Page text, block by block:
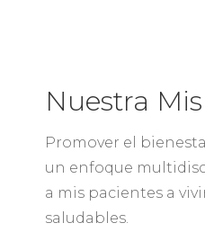
Nuestra
Promover el
un enfoque
a mis pacientes a
saludables.